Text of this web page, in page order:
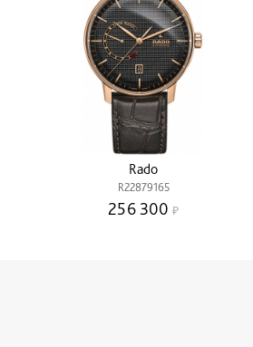
Rado
R22879165
256 300